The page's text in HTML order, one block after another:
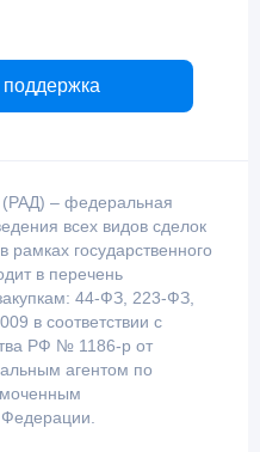
поддержка
(РАД) – федеральная
всех видов сделок
государственного
в перечень
44-ФЗ, 223-ФЗ,
в соответствии с
РФ № 1186-р от
агентом по
Федерации.